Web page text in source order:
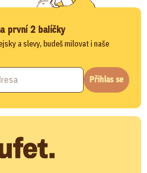
první 2 balíčky
a slevy, budeš milovat i naše
Přihlas se